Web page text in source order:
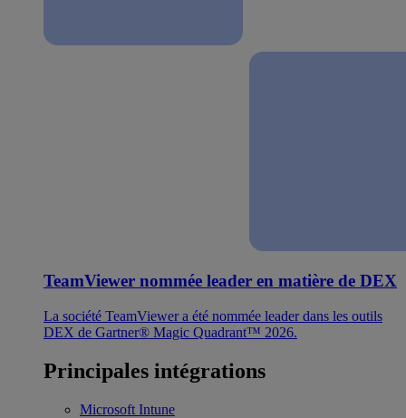
TeamViewer nommée leader en matière de DEX
La société TeamViewer a été nommée leader dans les outils
DEX de Gartner® Magic Quadrant™ 2026.
Principales intégrations
Microsoft Intune